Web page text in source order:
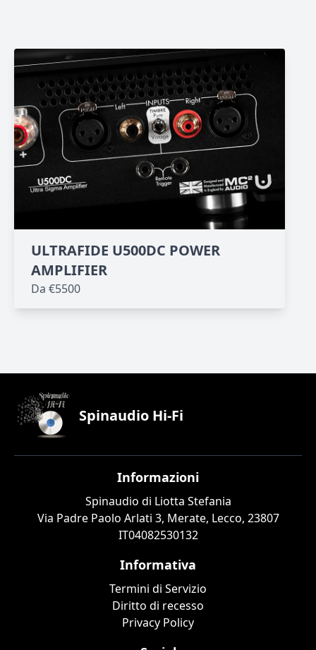
ULTRAFIDE U500DC POWER
AMPLIFIER
Da €5500
Spinaudio Hi-Fi
Informazioni
Spinaudio di Liotta Stefania
Via Padre Paolo Arlati 3, Merate, Lecco, 23807
IT04082530132
Informativa
Termini di Servizio
Diritto di recesso
Privacy Policy